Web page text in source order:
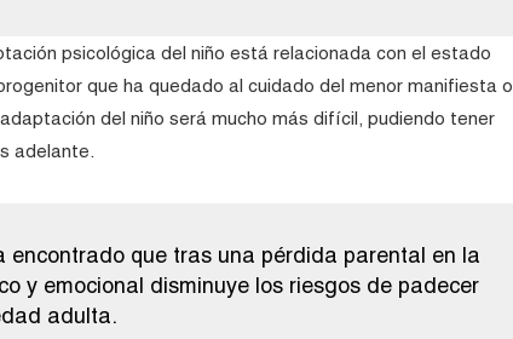
psicológica del niño está relacionada con el estado
que ha quedado al cuidado del menor manifiesta o
del niño será mucho más difícil, pudiendo tener
adelante.
encontrado que tras una pérdida parental en la
y emocional disminuye los riesgos de padecer
adulta.